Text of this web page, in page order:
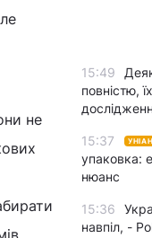
не
15:49
повністю,
15:37 УНІАН
упаковка:
нюанс
15:36
навпіл, -